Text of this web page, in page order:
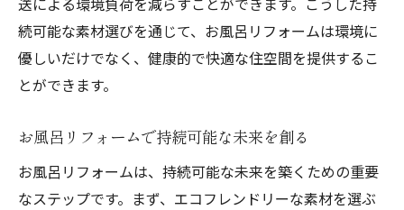
続可能な素材選びを通じて、お風呂リフォームは環境に
優しいだけでなく、健康的で快適な住空間を提供するこ
とができます。
お風呂リフォームで持続可能な未来を創る
お風呂リフォームは、持続可能な未来を築くための重要
なステップです。まず、エコフレンドリーな素材を選ぶ